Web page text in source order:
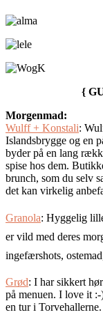
{
Morgenmad:
Wulff + Konstali:
Islandsbrygge og en
byder på en lang
spise hos dem.
brunch, som du selv
det kan virkelig
Granola: Hyggelig
er vild med deres
ingefærshots,
Grød: I har sikkert
på menuen. I love it
en tur i Torvehallerne.